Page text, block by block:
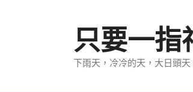
只要一指
下雨天，冷冷的天，大日頭